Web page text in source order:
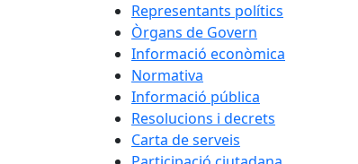
Representants polítics
Òrgans de Govern
Informació econòmica
Normativa
Informació pública
Resolucions i decrets
Carta de serveis